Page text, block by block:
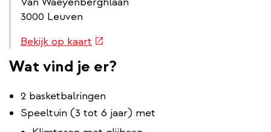
3000 Leuven
Routebeschrijving
Bekijk op kaart (externe
Wat vind je er?
2 basketbalringen
Speeltuin (3 tot 6 jaar) met